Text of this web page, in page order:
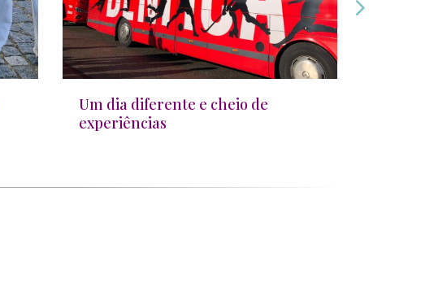
Um dia diferente e cheio de
experiências